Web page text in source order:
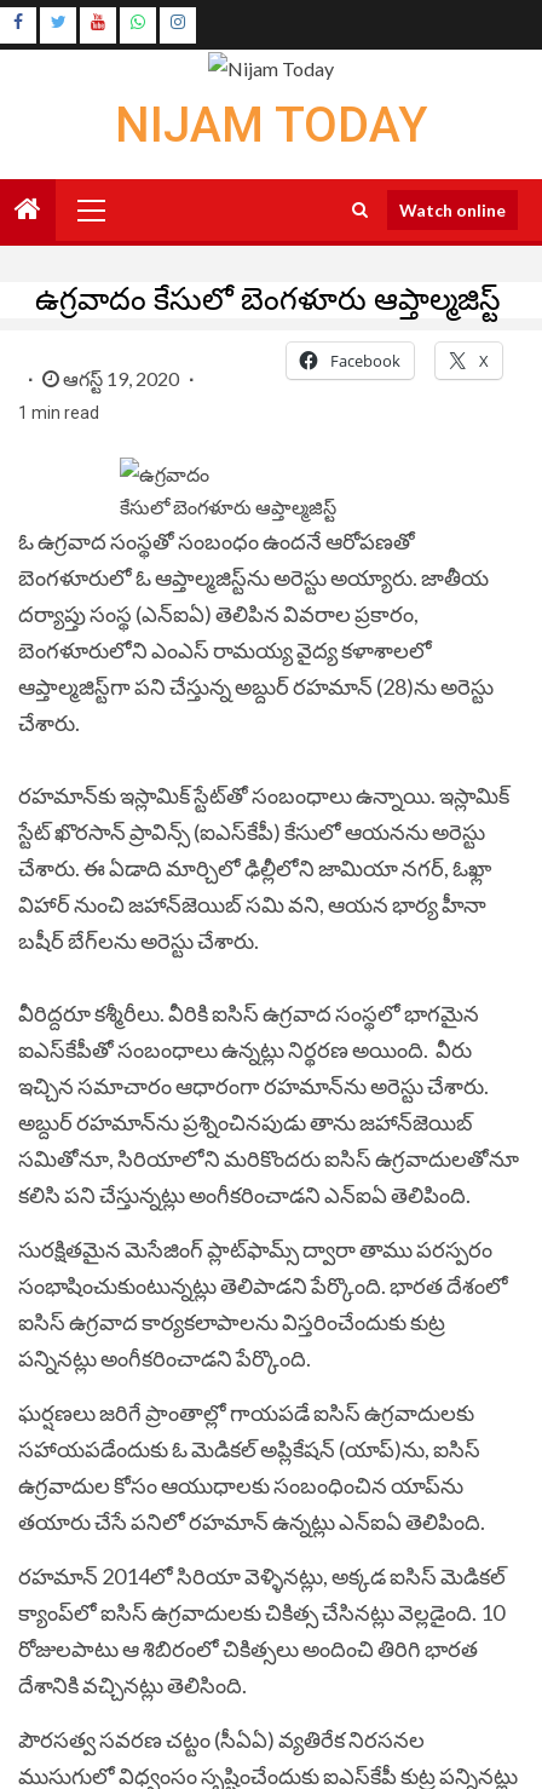
Skip
to
Instagram
NIJAM TODAY
Menu
Watch online
ఉగ్రవాదం కేసులో బెంగళూరు ఆప్తాల్మజిస్ట్‌
ఆగస్ట్ 19, 2020
1 min read
Facebook X
ఓ ఉగ్రవాద సంస్థతో సంబంధం ఉందనే ఆరోపణతో
బెంగళూరులో ఓ ఆప్తాల్మజిస్ట్‌ను అరెస్టు అయ్యారు. జాతీయ
దర్యాప్తు సంస్థ (ఎన్ఐఏ) తెలిపిన వివరాల ప్రకారం,
బెంగళూరులోని ఎంఎస్ రామయ్య వైద్య కళాశాలలో
ఆప్తాల్మజిస్ట్‌గా పని చేస్తున్న అబ్దుర్ రహమాన్‌ (28)ను అరెస్టు
చేశారు.
రహమాన్‌కు ఇస్లామిక్ స్టేట్‌తో సంబంధాలు ఉన్నాయి. ఇస్లామిక్
స్టేట్ ఖొరసాన్ ప్రావిన్స్ (ఐఎస్‌కేపీ) కేసులో ఆయనను అరెస్టు
చేశారు. ఈ ఏడాది మార్చిలో ఢిల్లీలోని జామియా నగర్‌, ఓఖ్లా
విహార్‌ నుంచి జహాన్‌జెయిబ్ సమి వని, ఆయన భార్య హీనా
బషీర్ బేగ్‌లను అరెస్టు చేశారు.
వీరిద్దరూ కశ్మీరీలు. వీరికి ఐసిస్ ఉగ్రవాద సంస్థలో భాగమైన
ఐఎస్‌కేపీతో సంబంధాలు ఉన్నట్లు నిర్థరణ అయింది. వీరు
ఇచ్చిన సమాచారం ఆధారంగా రహమాన్‌ను అరెస్టు చేశారు.
అబ్దుర్ రహమాన్‌ను ప్రశ్నించినపుడు తాను జహాన్‌జెయిబ్
సమితోనూ, సిరియాలోని మరికొందరు ఐసిస్ ఉగ్రవాదులతోనూ
కలిసి పని చేస్తున్నట్లు అంగీకరించాడని ఎన్ఐఏ తెలిపింది.
సురక్షితమైన మెసేజింగ్ ప్లాట్‌ఫామ్స్‌ ద్వారా తాము పరస్పరం
సంభాషించుకుంటున్నట్లు తెలిపాడని పేర్కొంది. భారత దేశంలో
ఐసిస్ ఉగ్రవాద కార్యకలాపాలను విస్తరించేందుకు కుట్ర
పన్నినట్లు అంగీకరించాడని పేర్కొంది.
ఘర్షణలు జరిగే ప్రాంతాల్లో గాయపడే ఐసిస్ ఉగ్రవాదులకు
సహాయపడేందుకు ఓ మెడికల్ అప్లికేషన్ (యాప్)ను, ఐసిస్
ఉగ్రవాదుల కోసం ఆయుధాలకు సంబంధించిన యాప్‌ను
తయారు చేసే పనిలో రహమాన్ ఉన్నట్లు ఎన్ఐఏ తెలిపింది.
రహమాన్ 2014లో సిరియా వెళ్ళినట్లు, అక్కడ ఐసిస్ మెడికల్
క్యాంప్‌లో ఐసిస్ ఉగ్రవాదులకు చికిత్స చేసినట్లు వెల్లడైంది. 10
రోజులపాటు ఆ శిబిరంలో చికిత్సలు అందించి తిరిగి భారత
దేశానికి వచ్చినట్లు తెలిసింది.
పౌరసత్వ సవరణ చట్టం (సీఏఏ) వ్యతిరేక నిరసనల
ముసుగులో విధ్వంసం సృష్టించేందుకు ఐఎస్‌కేపీ కుట్ర పన్నినట్లు